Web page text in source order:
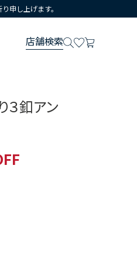
申し上げます。
店舗検索
釦アン